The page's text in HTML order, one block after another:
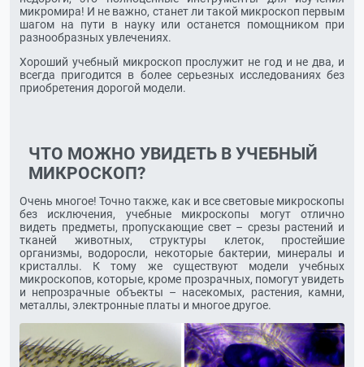
микромира! И не важно, станет ли такой микроскоп первым
шагом на пути в науку или останется помощником при
разнообразных увлечениях.
Хороший учебный микроскоп прослужит не год и не два, и
всегда пригодится в более серьезных исследованиях без
приобретения дорогой модели.
ЧТО МОЖНО УВИДЕТЬ В УЧЕБНЫЙ
МИКРОСКОП?
Очень многое! Точно также, как и все световые микроскопы
без исключения, учебные микроскопы могут отлично
видеть предметы, пропускающие свет – срезы растений и
тканей животных, структуры клеток, простейшие
организмы, водоросли, некоторые бактерии, минералы и
кристаллы. К тому же существуют модели учебных
микроскопов, которые, кроме прозрачных, помогут увидеть
и непрозрачные объекты – насекомых, растения, камни,
металлы, электронные платы и многое другое.